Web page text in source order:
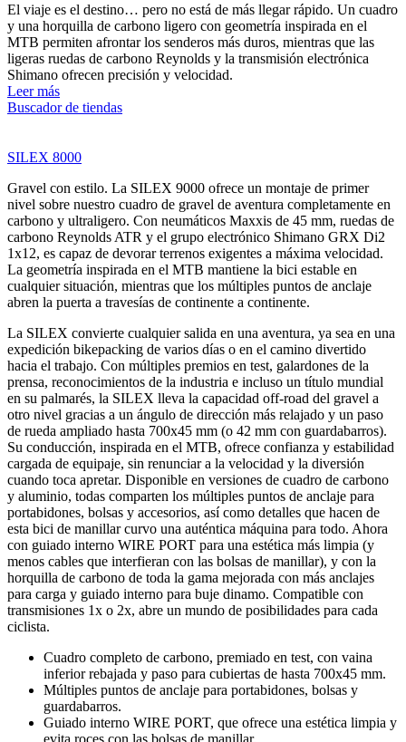
El viaje es el destino… pero no está de más llegar rápido. Un cuadro
y una horquilla de carbono ligero con geometría inspirada en el
MTB permiten afrontar los senderos más duros, mientras que las
ligeras ruedas de carbono Reynolds y la transmisión electrónica
Shimano ofrecen precisión y velocidad.
Leer más
Buscador de tiendas
SILEX 8000
Gravel con estilo. La SILEX 9000 ofrece un montaje de primer
nivel sobre nuestro cuadro de gravel de aventura completamente en
carbono y ultraligero. Con neumáticos Maxxis de 45 mm, ruedas de
carbono Reynolds ATR y el grupo electrónico Shimano GRX Di2
1x12, es capaz de devorar terrenos exigentes a máxima velocidad.
La geometría inspirada en el MTB mantiene la bici estable en
cualquier situación, mientras que los múltiples puntos de anclaje
abren la puerta a travesías de continente a continente.
La SILEX convierte cualquier salida en una aventura, ya sea en una
expedición bikepacking de varios días o en el camino divertido
hacia el trabajo. Con múltiples premios en test, galardones de la
prensa, reconocimientos de la industria e incluso un título mundial
en su palmarés, la SILEX lleva la capacidad off-road del gravel a
otro nivel gracias a un ángulo de dirección más relajado y un paso
de rueda ampliado hasta 700x45 mm (o 42 mm con guardabarros).
Su conducción, inspirada en el MTB, ofrece confianza y estabilidad
cargada de equipaje, sin renunciar a la velocidad y la diversión
cuando toca apretar. Disponible en versiones de cuadro de carbono
y aluminio, todas comparten los múltiples puntos de anclaje para
portabidones, bolsas y accesorios, así como detalles que hacen de
esta bici de manillar curvo una auténtica máquina para todo. Ahora
con guiado interno WIRE PORT para una estética más limpia (y
menos cables que interfieran con las bolsas de manillar), y con la
horquilla de carbono de toda la gama mejorada con más anclajes
para carga y guiado interno para buje dinamo. Compatible con
transmisiones 1x o 2x, abre un mundo de posibilidades para cada
ciclista.
Cuadro completo de carbono, premiado en test, con vaina
inferior rebajada y paso para cubiertas de hasta 700x45 mm.
Múltiples puntos de anclaje para portabidones, bolsas y
guardabarros.
Guiado interno WIRE PORT, que ofrece una estética limpia y
evita roces con las bolsas de manillar.